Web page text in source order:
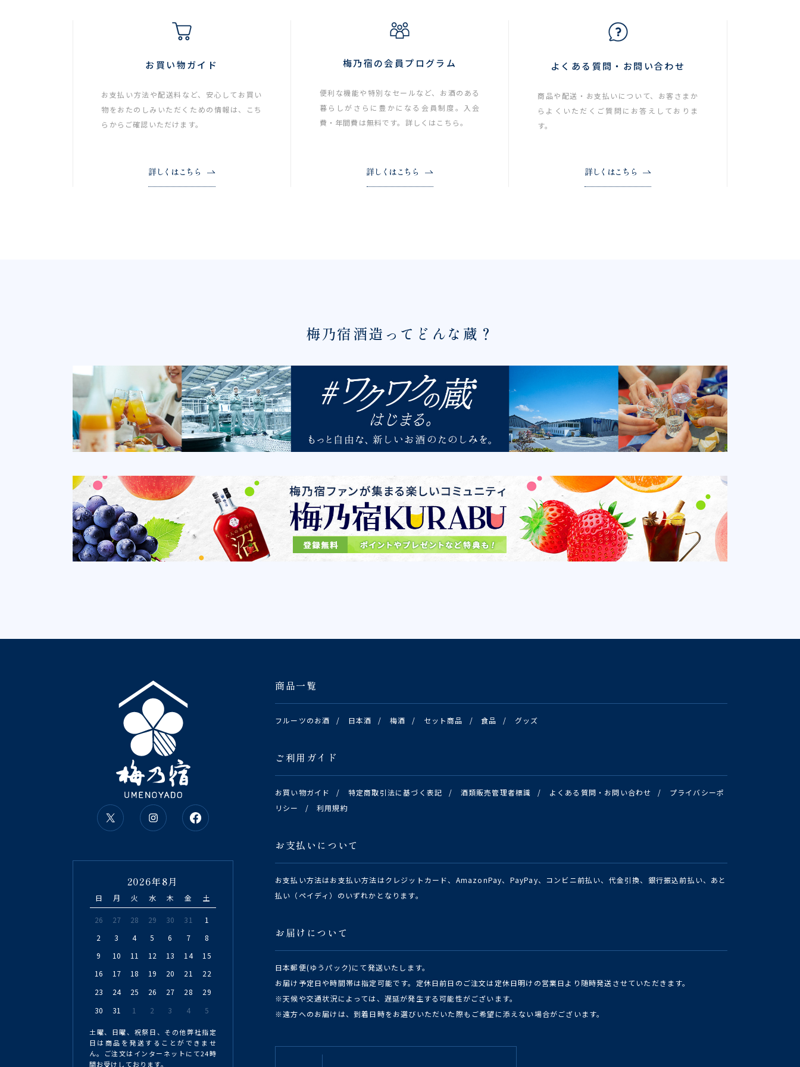
お買い物ガイド
お支払い方法や配送料など、安心してお買い
物をおたのしみいただくための情報は、こち
らからご確認いただけます。
詳しくはこちら
梅乃宿の会員プログラム
便利な機能や特別なセールなど、お酒のある
暮らしがさらに豊かになる会員制度。入会
費・年間費は無料です。詳しくはこちら。
詳しくはこちら
よくある質問・お問い合わせ
商品や配送・お支払いについて、お客さまか
らよくいただくご質問にお答えしておりま
す。
詳しくはこちら
梅乃宿酒造ってどんな蔵？
商品一覧
フルーツのお酒 / 日本酒 / 梅酒 / セット商品 / 食品 / グッズ
ご利用ガイド
お買い物ガイド / 特定商取引法に基づく表記 / 酒類販売管理者標識 / よくある質問・お問い合わせ /
プライバシーポ
リシー
/ 利用規約
お支払いについて
お支払い方法はお支払い方法はクレジットカード、AmazonPay、PayPay、コンビニ前払い、代金引換、銀行振込前払い、あと
払い（ペイディ）のいずれかとなります。
お届けについて
日本郵便(ゆうパック)にて発送いたします。
お届け予定日や時間帯は指定可能です。定休日前日のご注文は定休日明けの営業日より随時発送させていただきます。
※天候や交通状況によっては、遅延が発生する可能性がございます。
※遠方へのお届けは、到着日時をお選びいただいた際もご希望に添えない場合がございます。
2026年8月
日 月 火 水 木 金 土
26 27 28 29 30 31
1
2
3 4 5 6 7
8
9
10 11 12 13 14
15
16
17 18 19 20 21
22
23
24 25 26 27 28
29
30
31 1 2 3 4 5
土曜、日曜、祝祭日、その他弊社指定
日は商品を発送することができませ
ん。ご注文はインターネットにて24時
間お受けしております。